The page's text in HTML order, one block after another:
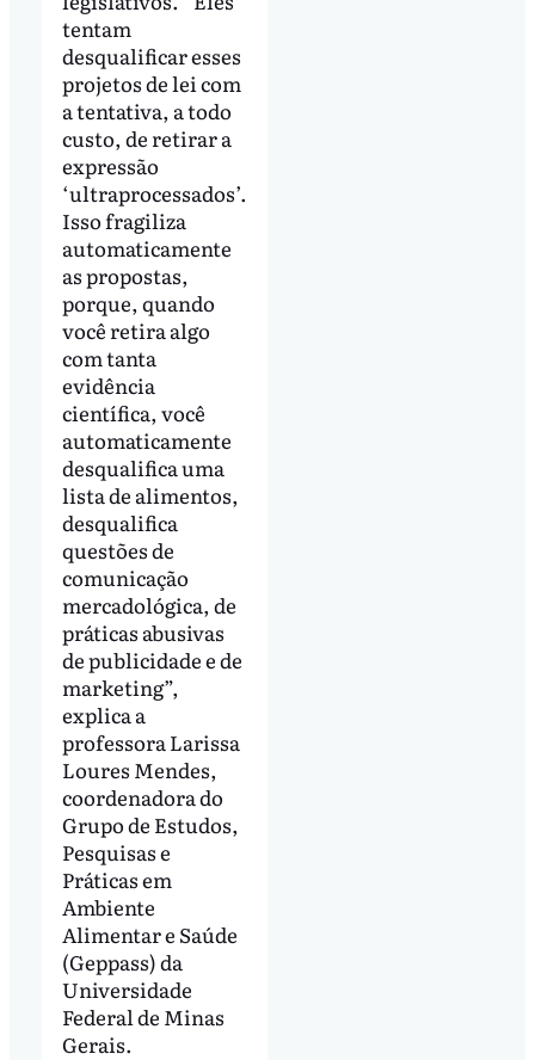
tentam
desqualificar esses
projetos de lei com
a tentativa, a todo
custo, de retirar a
expressão
‘ultraprocessados’.
Isso fragiliza
automaticamente
as propostas,
porque, quando
você retira algo
com tanta
evidência
científica, você
automaticamente
desqualifica uma
lista de alimentos,
desqualifica
questões de
comunicação
mercadológica, de
práticas abusivas
de publicidade e de
marketing”,
explica a
professora Larissa
Loures Mendes,
coordenadora do
Grupo de Estudos,
Pesquisas e
Práticas em
Ambiente
Alimentar e Saúde
(Geppass) da
Universidade
Federal de Minas
Gerais.